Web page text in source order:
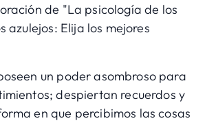
de "La psicología de los
azulejos: Elija los mejores
un poder asombroso para
despiertan recuerdos y
en que percibimos las cosas